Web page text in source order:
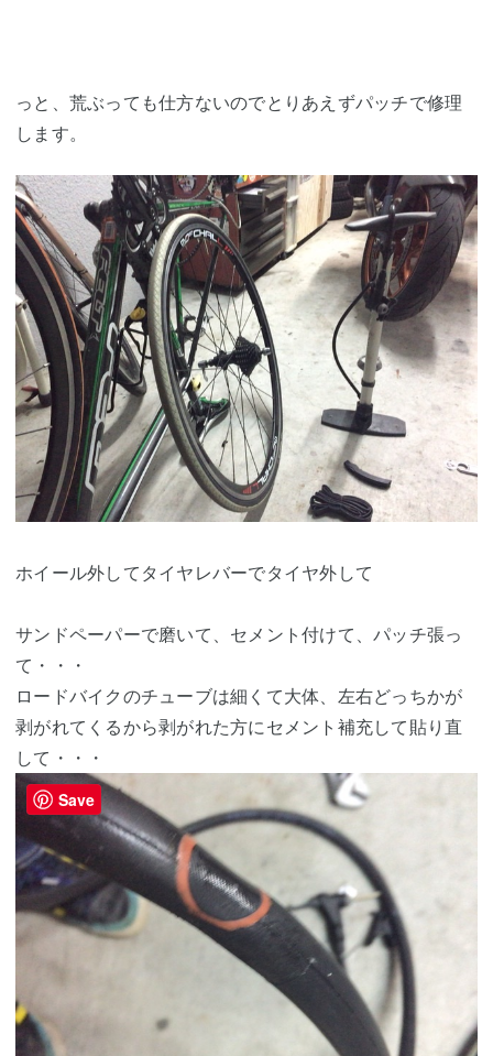
っと、荒ぶっても仕方ないのでとりあえずパッチで修理
します。
ホイール外してタイヤレバーでタイヤ外して
サンドペーパーで磨いて、セメント付けて、パッチ張っ
て・・・
ロードバイクのチューブは細くて大体、左右どっちかが
剥がれてくるから剥がれた方にセメント補充して貼り直
して・・・
Save